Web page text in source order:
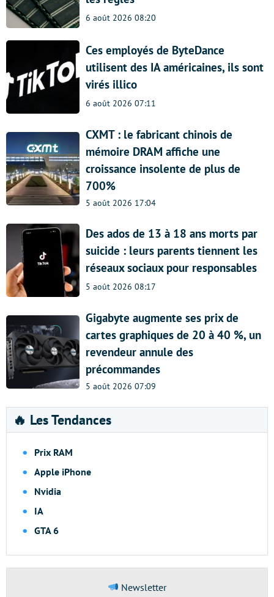
6 août 2026 08:20
Ces employés de ByteDance
utilisent des IA américaines, ils sont
virés illico
6 août 2026 07:11
CXMT : le fabricant chinois de
mémoire DRAM affiche une
croissance insolente de plus de
700%
5 août 2026 17:04
Des ados de 13 à 18 ans morts par
suicide : leurs parents tiennent les
réseaux sociaux pour responsables
5 août 2026 08:17
Gigabyte augmente ses prix de
cartes graphiques de 20 à 40 %, un
revendeur annule des
précommandes
5 août 2026 07:09
🔥 Les Tendances
Prix RAM
Apple iPhone
Nvidia
IA
GTA 6
Newsletter